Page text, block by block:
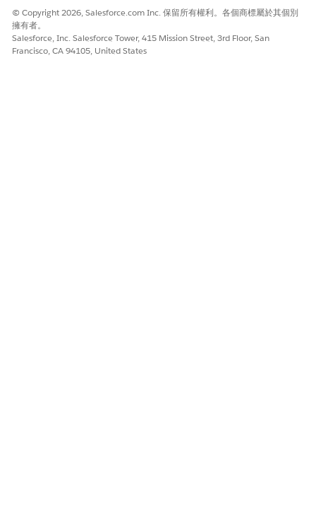
是 否
© Copyright 2026, Salesforce.com Inc. 保留所有權利。各個商標屬於其個別
擁有者。
Salesforce, Inc. Salesforce Tower, 415 Mission Street, 3rd Floor, San
Francisco, CA 94105, United States